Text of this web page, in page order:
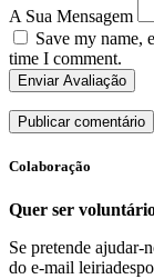
A Sua Mensagem
Save my name,
time I comment.
Enviar Avaliação
Colaboração
Quer ser
Se pretende ajudar-
do e-mail